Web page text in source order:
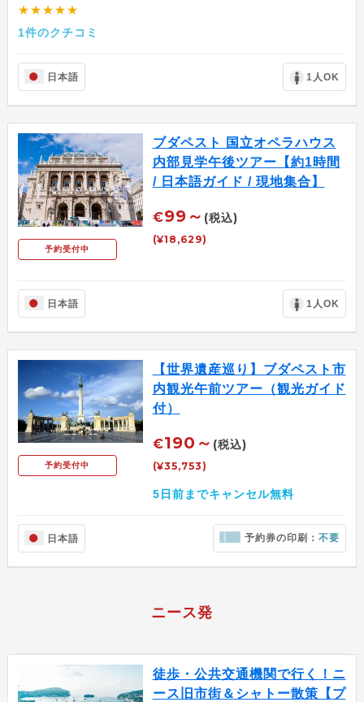
★★★★★
1件のクチコミ
日本語 1人OK
予約受付中
ブダペスト 国立オペラハウス
内部見学午後ツアー【約1時間
/ 日本語ガイド / 現地集合】
€99～ (税込)
(¥18,629)
日本語 1人OK
予約受付中
【世界遺産巡り】ブダペスト市
内観光午前ツアー（観光ガイド
付）
€190～ (税込)
(¥35,753)
5日前までキャンセル無料
日本語 予約券の印刷：不要
ニース発
徒歩・公共交通機関で行く！ニ
ース旧市街＆シャトー散策【プ